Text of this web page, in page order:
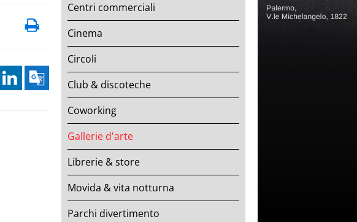
Centri commerciali
Cinema
Circoli
Club & discoteche
Coworking
Gallerie d'arte
Librerie & store
Movida & vita notturna
Parchi divertimento